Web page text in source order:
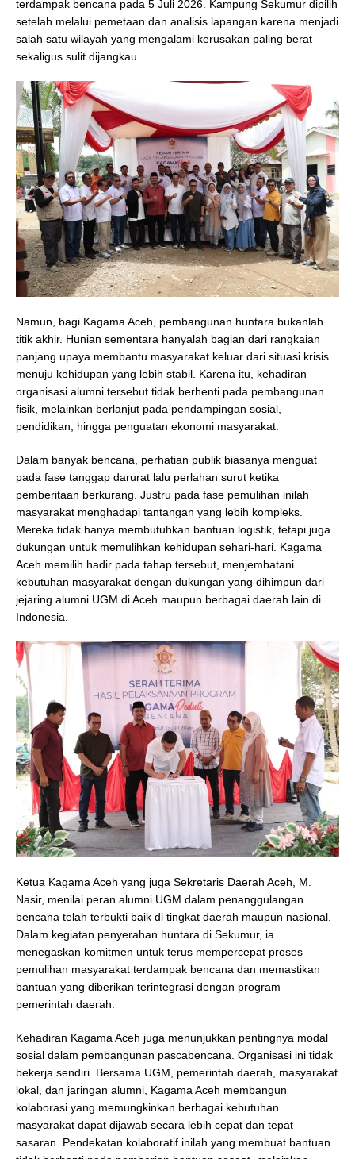
terdampak bencana pada 5 Juli 2026. Kampung Sekumur dipilih
setelah melalui pemetaan dan analisis lapangan karena menjadi
salah satu wilayah yang mengalami kerusakan paling berat
sekaligus sulit dijangkau.
Namun, bagi Kagama Aceh, pembangunan huntara bukanlah
titik akhir. Hunian sementara hanyalah bagian dari rangkaian
panjang upaya membantu masyarakat keluar dari situasi krisis
menuju kehidupan yang lebih stabil. Karena itu, kehadiran
organisasi alumni tersebut tidak berhenti pada pembangunan
fisik, melainkan berlanjut pada pendampingan sosial,
pendidikan, hingga penguatan ekonomi masyarakat.
Dalam banyak bencana, perhatian publik biasanya menguat
pada fase tanggap darurat lalu perlahan surut ketika
pemberitaan berkurang. Justru pada fase pemulihan inilah
masyarakat menghadapi tantangan yang lebih kompleks.
Mereka tidak hanya membutuhkan bantuan logistik, tetapi juga
dukungan untuk memulihkan kehidupan sehari-hari. Kagama
Aceh memilih hadir pada tahap tersebut, menjembatani
kebutuhan masyarakat dengan dukungan yang dihimpun dari
jejaring alumni UGM di Aceh maupun berbagai daerah lain di
Indonesia.
Ketua Kagama Aceh yang juga Sekretaris Daerah Aceh, M.
Nasir, menilai peran alumni UGM dalam penanggulangan
bencana telah terbukti baik di tingkat daerah maupun nasional.
Dalam kegiatan penyerahan huntara di Sekumur, ia
menegaskan komitmen untuk terus mempercepat proses
pemulihan masyarakat terdampak bencana dan memastikan
bantuan yang diberikan terintegrasi dengan program
pemerintah daerah.
Kehadiran Kagama Aceh juga menunjukkan pentingnya modal
sosial dalam pembangunan pascabencana. Organisasi ini tidak
bekerja sendiri. Bersama UGM, pemerintah daerah, masyarakat
lokal, dan jaringan alumni, Kagama Aceh membangun
kolaborasi yang memungkinkan berbagai kebutuhan
masyarakat dapat dijawab secara lebih cepat dan tepat
sasaran. Pendekatan kolaboratif inilah yang membuat bantuan